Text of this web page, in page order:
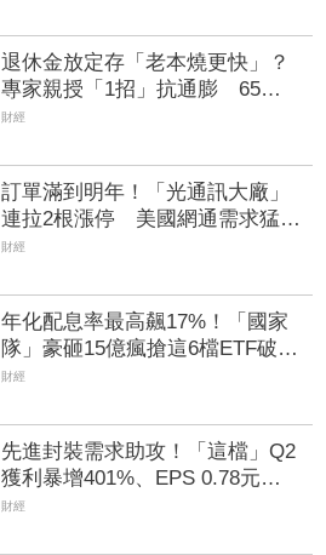
退休金放定存「老本燒更快」？
專家親授「1招」抗通膨 65歲
股票推薦配置曝光
財經
訂單滿到明年！「光通訊大廠」
連拉2根漲停 美國網通需求猛7
月營收年增5成
財經
年化配息率最高飆17%！「國家
隊」豪砸15億瘋搶這6檔ETF破
4.6萬張 另掃2.4萬張反1登買超
財經
先進封裝需求助攻！「這檔」Q2
獲利暴增401%、EPS 0.78元
H1營運同步創高
財經